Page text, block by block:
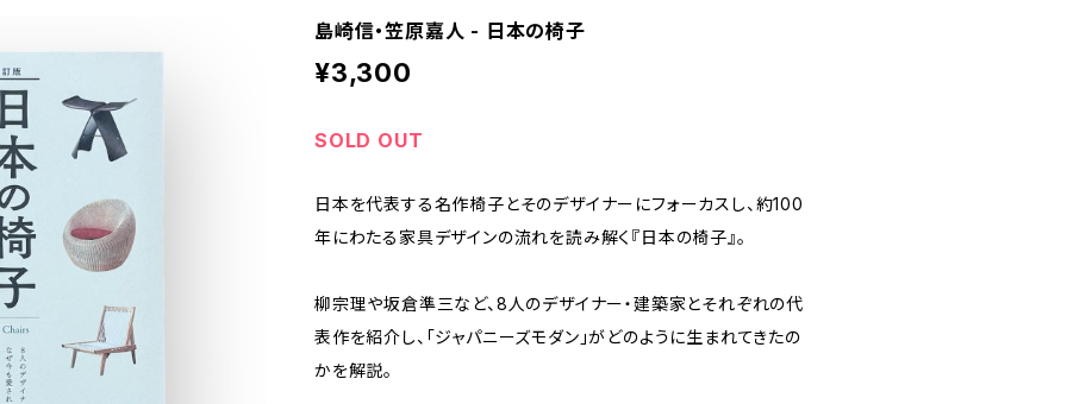
島崎信・笠原嘉人 - 日本の椅子
¥3,300
SOLD OUT
日本を代表する名作椅子とそのデザイナーにフォーカスし、約100
年にわたる家具デザインの流れを読み解く『日本の椅子』。
柳宗理や坂倉準三など、8人のデザイナー・建築家とそれぞれの代
表作を紹介し、「ジャパニーズモダン」がどのように生まれてきたの
かを解説。